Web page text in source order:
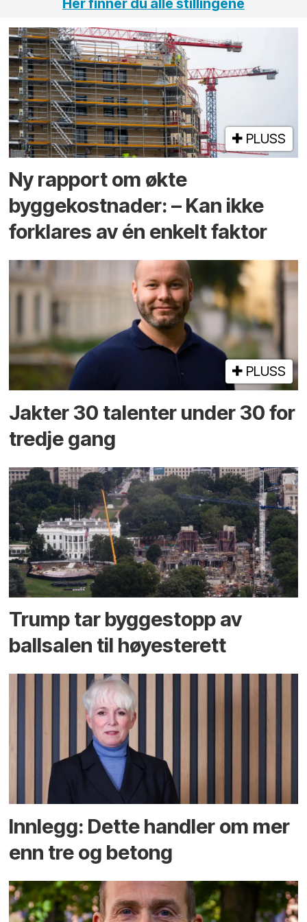
Her finner du alle stillingene
PLUSS
Ny rapport om økte
byggekostnader: – Kan ikke
forklares av én enkelt faktor
PLUSS
Jakter 30 talenter under 30 for
tredje gang
Trump tar byggestopp av
ballsalen til høyesterett
Innlegg: Dette handler om mer
enn tre og betong